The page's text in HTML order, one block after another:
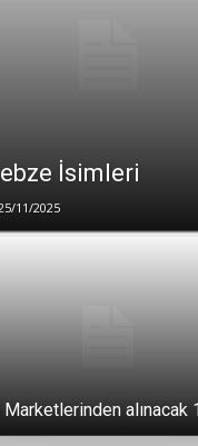
İsimleri
11/2025
Marketlerinden alınacak